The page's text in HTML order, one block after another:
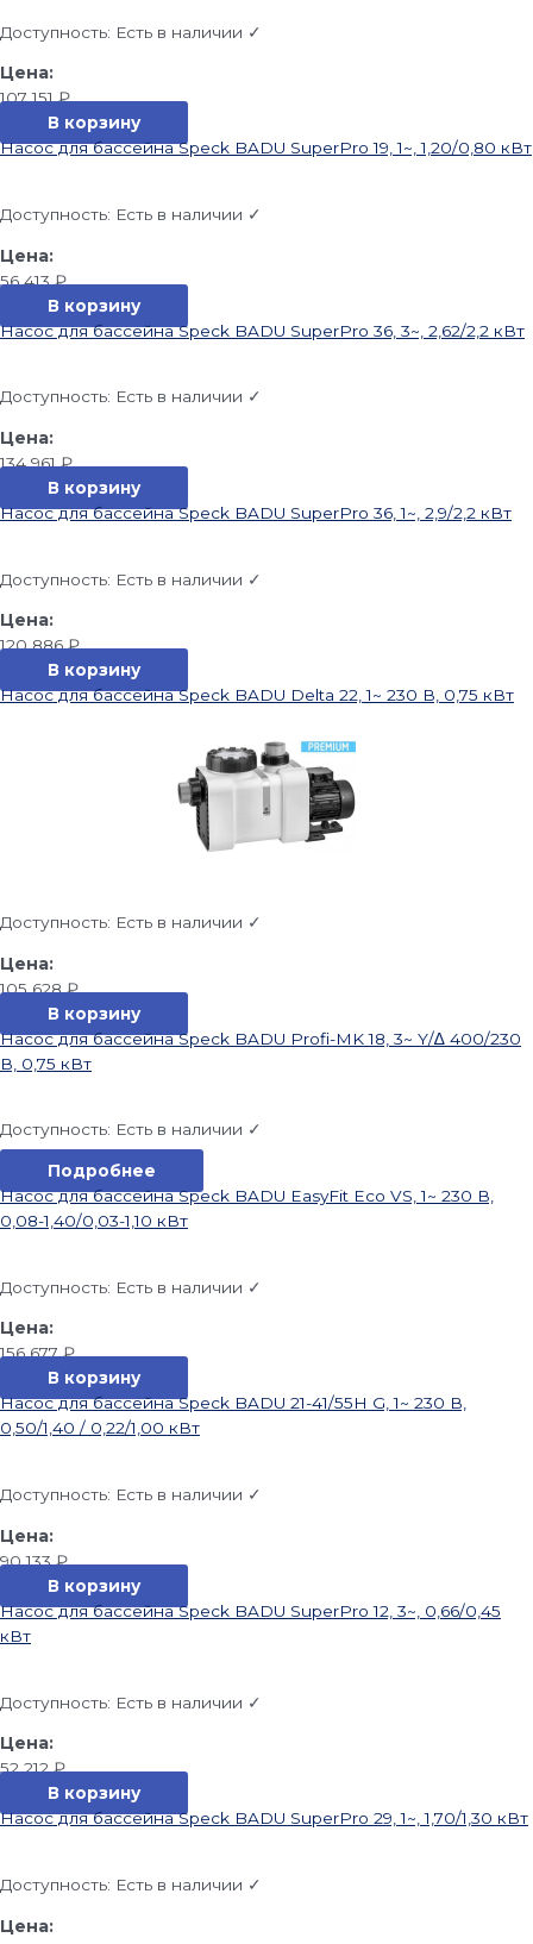
Доступность: Есть в наличии ✓
107 151₽
В корзину
Насос для бассейна Speck BADU SuperPro 19, 1~, 1,20/0,80 кВт
Доступность: Есть в наличии ✓
56 413₽
В корзину
Насос для бассейна Speck BADU SuperPro 36, 3~, 2,62/2,2 кВт
Доступность: Есть в наличии ✓
134 961₽
В корзину
Насос для бассейна Speck BADU SuperPro 36, 1~, 2,9/2,2 кВт
Доступность: Есть в наличии ✓
120 886₽
В корзину
Насос для бассейна Speck BADU Delta 22, 1~ 230 В, 0,75 кВт
Доступность: Есть в наличии ✓
105 628₽
В корзину
Насос для бассейна Speck BADU Profi-MK 18, 3~ Y/∆ 400/230
В, 0,75 кВт
Доступность: Есть в наличии ✓
Подробнее
Насос для бассейна Speck BADU EasyFit Eco VS, 1~ 230 В,
0,08-1,40/0,03-1,10 кВт
Доступность: Есть в наличии ✓
156 677₽
В корзину
Насос для бассейна Speck BADU 21-41/55H G, 1~ 230 В,
0,50/1,40 / 0,22/1,00 кВт
Доступность: Есть в наличии ✓
90 133₽
В корзину
Насос для бассейна Speck BADU SuperPro 12, 3~, 0,66/0,45
кВт
Доступность: Есть в наличии ✓
52 212₽
В корзину
Насос для бассейна Speck BADU SuperPro 29, 1~, 1,70/1,30 кВт
Доступность: Есть в наличии ✓